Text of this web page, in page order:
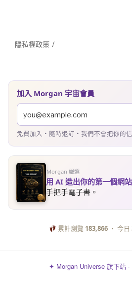
隱私權政策
加入 Morgan 宇宙會員
免費加入・隨時退訂・我們不會把你的
Morgan 嚴選
用 AI 造出你的第一個網站
手把手電子書。
累計瀏覽 183,866・ 今日
✦ Morgan Universe 旗下站